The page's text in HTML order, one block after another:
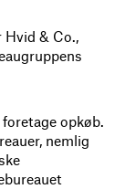
Hvid & Co.,
opkøb.
nemlig